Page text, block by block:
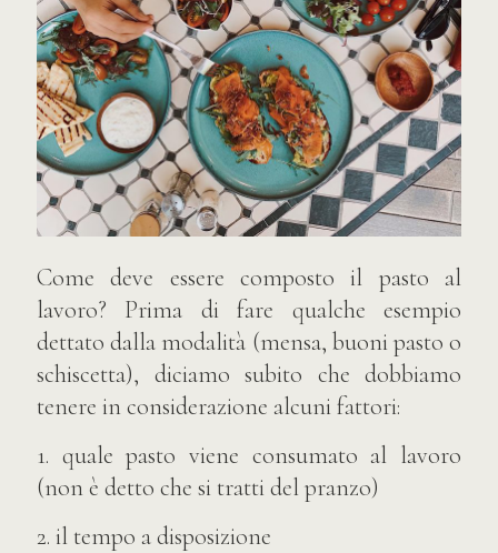
Come deve essere composto il pasto al
lavoro? Prima di fare qualche esempio
dettato dalla modalità (mensa, buoni pasto o
schiscetta), diciamo subito che dobbiamo
tenere in considerazione alcuni fattori:
1. quale pasto viene consumato al lavoro
(non è detto che si tratti del pranzo)
2. il tempo a disposizione